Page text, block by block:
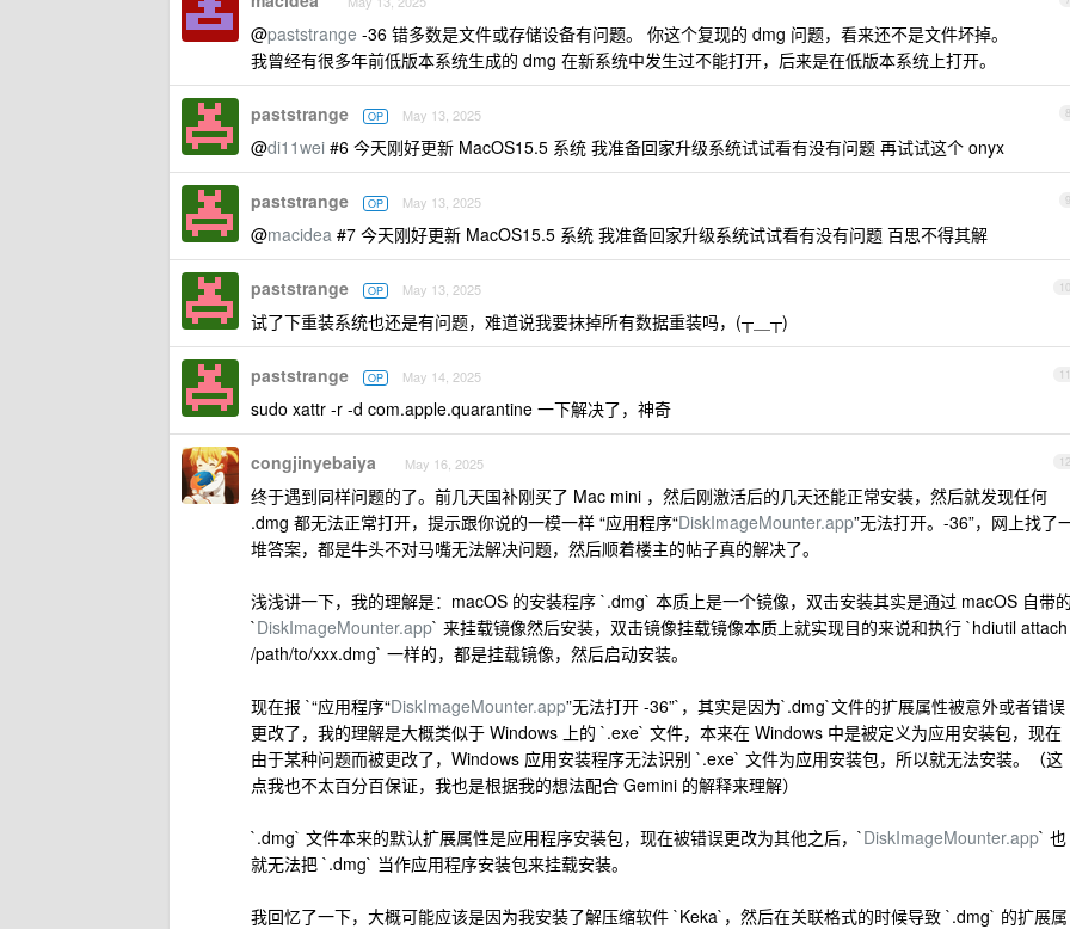
@paststrange -36 错多数是文件或存储设备有问题。 你这个复现的 dmg 问题，看来还不是文件坏掉。
我曾经有很多年前低版本系统生成的 dmg 在新系统中发生过不能打开，后来是在低版本系统上打开。
8
paststrange OP May 13, 2025
@di11wei #6 今天刚好更新 MacOS15.5 系统 我准备回家升级系统试试看有没有问题 再试试这个 onyx
9
paststrange OP May 13, 2025
@macidea #7 今天刚好更新 MacOS15.5 系统 我准备回家升级系统试试看有没有问题 百思不得其解
10
paststrange OP May 13, 2025
试了下重装系统也还是有问题，难道说我要抹掉所有数据重装吗，(┬＿┬)
11
paststrange OP May 14, 2025
sudo xattr -r -d com.apple.quarantine 一下解决了，神奇
12
congjinyebaiya May 16, 2025
终于遇到同样问题的了。前几天国补刚买了 Mac mini ，然后刚激活后的几天还能正常安装，然后就发现任何
.dmg 都无法正常打开，提示跟你说的一模一样 “应用程序“DiskImageMounter.app”无法打开。-36”，网上找了
堆答案，都是牛头不对马嘴无法解决问题，然后顺着楼主的帖子真的解决了。
浅浅讲一下，我的理解是：macOS 的安装程序 `.dmg` 本质上是一个镜像，双击安装其实是通过 macOS 自带的
`DiskImageMounter.app` 来挂载镜像然后安装，双击镜像挂载镜像本质上就实现目的来说和执行 `hdiutil attach
/path/to/xxx.dmg` 一样的，都是挂载镜像，然后启动安装。
现在报 `“应用程序“DiskImageMounter.app”无法打开 -36”`，其实是因为`.dmg`文件的扩展属性被意外或者错误
更改了，我的理解是大概类似于 Windows 上的 `.exe` 文件，本来在 Windows 中是被定义为应用安装包，现在
由于某种问题而被更改了，Windows 应用安装程序无法识别 `.exe` 文件为应用安装包，所以就无法安装。（这
点我也不太百分百保证，我也是根据我的想法配合 Gemini 的解释来理解）
`.dmg` 文件本来的默认扩展属性是应用程序安装包，现在被错误更改为其他之后，`DiskImageMounter.app` 也
就无法把 `.dmg` 当作应用程序安装包来挂载安装。
我回忆了一下，大概可能应该是因为我安装了解压缩软件 `Keka`，然后在关联格式的时候导致 `.dmg` 的扩展属